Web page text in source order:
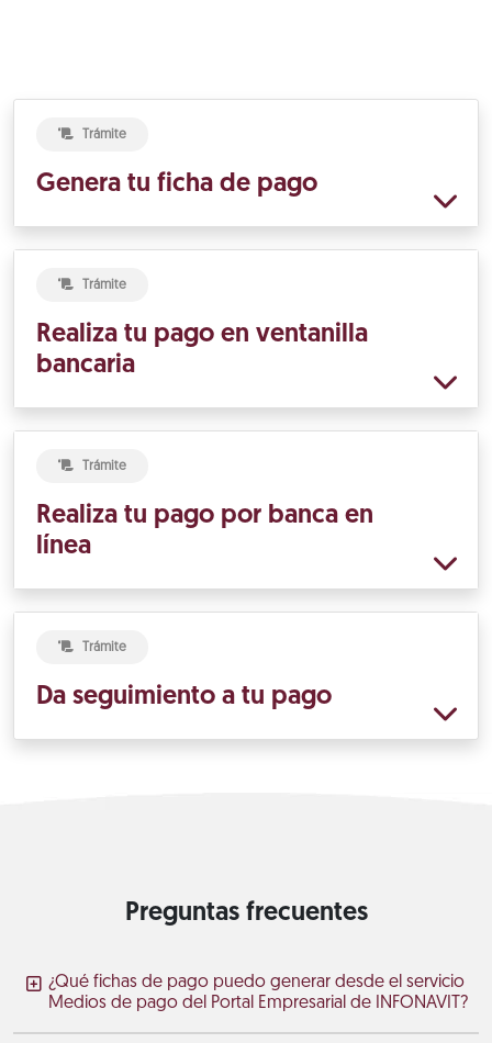
Trámite
Genera tu ficha de pago
Trámite
Realiza tu pago en ventanilla
bancaria
Trámite
Realiza tu pago por banca en
línea
Trámite
Da seguimiento a tu pago
Preguntas frecuentes
¿Qué fichas de pago puedo generar desde el servicio
Medios de pago del Portal Empresarial de INFONAVIT?